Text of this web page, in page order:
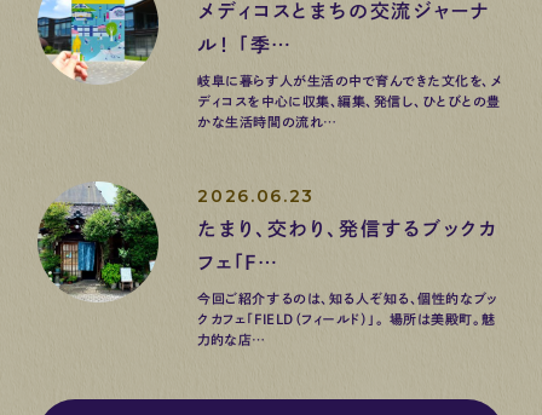
メディコスとまちの交流ジャーナ
ル！ 「季…
岐阜に暮らす人が生活の中で育んできた文化を、メ
ディコスを中心に収集、編集、発信し、ひとびとの豊
かな生活時間の流れ…
2026.06.23
たまり、交わり、発信するブックカ
フェ「F…
今回ご紹介するのは、知る人ぞ知る、個性的なブッ
クカフェ「FIELD（フィールド）」。 場所は美殿町。魅
力的な店…